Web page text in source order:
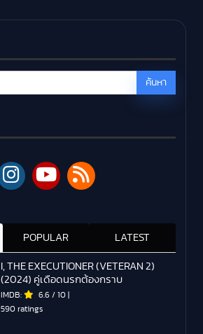
ค้นหา
POPULAR LATEST
I, THE EXECUTIONER (VETERAN 2)
(2024) คู่เดือดนรกต้องกราบ
IMDB: 6.6 / 10 |
590 ratings